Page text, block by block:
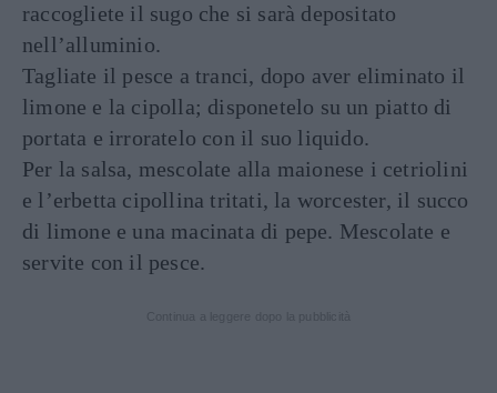
raccogliete il sugo che si sarà depositato
nell’alluminio.
Tagliate il pesce a tranci, dopo aver eliminato il
limone e la cipolla; disponetelo su un piatto di
portata e irroratelo con il suo liquido.
Per la salsa, mescolate alla maionese i cetriolini
e l’erbetta cipollina tritati, la worcester, il succo
di limone e una macinata di pepe. Mescolate e
servite con il pesce.